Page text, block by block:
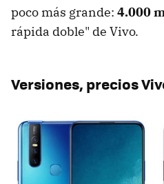
poco más grande: 4.000
rápida doble" de Vivo.
Versiones, precios